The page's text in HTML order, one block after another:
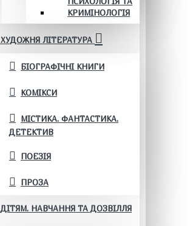
КРИМІНОЛОГІЯ
ХУДОЖНЯ ЛІТЕРАТУРА
БІОГРАФІЧНІ КНИГИ
КОМІКСИ
МІСТИКА. ФАНТАСТИКА.
ДЕТЕКТИВ
ПОЕЗІЯ
ПРОЗА
ДІТЯМ. НАВЧАННЯ ТА ДОЗВІЛЛЯ